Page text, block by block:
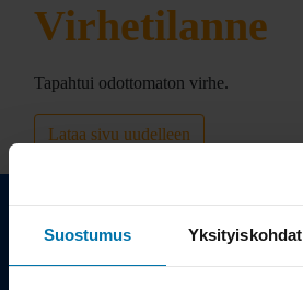
Suostumus Yksityiskohdat
Virhetilanne
Tapahtui odottomaton virhe.
Lataa sivu uudelleen